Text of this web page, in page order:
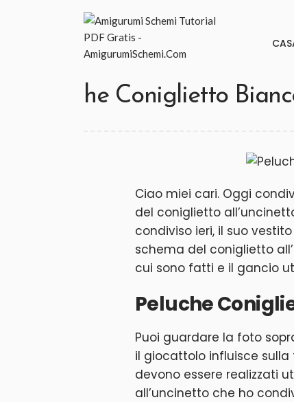
he Coniglietto
Ciao miei cari. Oggi
del coniglietto
condiviso ieri, il suo
schema del coniglietto
cui sono fatti e il gancio
Peluche
Puoi guardare la foto
il giocattolo influisce
devono essere realizzati
all’uncinetto che ho